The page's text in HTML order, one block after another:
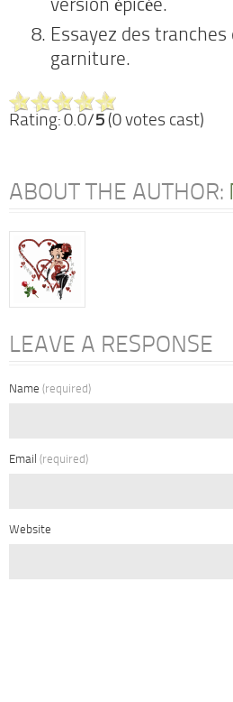
version épicée.
Essayez des
garniture.
Rating: 0.0/5 (0 votes cast)
ABOUT THE AUTHOR:
LEAVE A RESPONSE
Name (required)
Email (required)
Website